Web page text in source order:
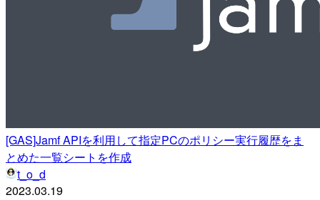
[GAS]Jamf APIを利用して指定PCのポリシー実行履歴をま
とめた一覧シートを作成
t_o_d
2023.03.19